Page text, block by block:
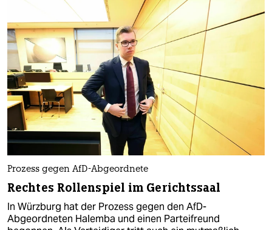
Prozess gegen AfD-Abgeordnete
Rechtes Rollenspiel im Gerichtssaal
In Würzburg hat der Prozess gegen den AfD-
Abgeordneten Halemba und einen Parteifreund